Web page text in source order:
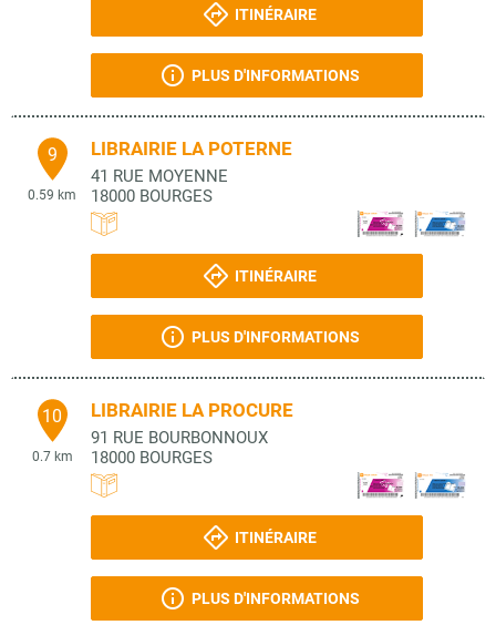
ITINÉRAIRE
PLUS D'INFORMATIONS
9
0.59 km
LIBRAIRIE LA POTERNE
41 RUE MOYENNE
18000 BOURGES
ITINÉRAIRE
PLUS D'INFORMATIONS
10
0.7 km
LIBRAIRIE LA PROCURE
91 RUE BOURBONNOUX
18000 BOURGES
ITINÉRAIRE
PLUS D'INFORMATIONS